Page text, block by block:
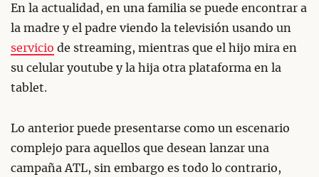
En la actualidad, en una familia se puede encontrar a
la madre y el padre viendo la televisión usando un
servicio de streaming, mientras que el hijo mira en
su celular youtube y la hija otra plataforma en la
tablet.
Lo anterior puede presentarse como un escenario
complejo para aquellos que desean lanzar una
campaña ATL, sin embargo es todo lo contrario,